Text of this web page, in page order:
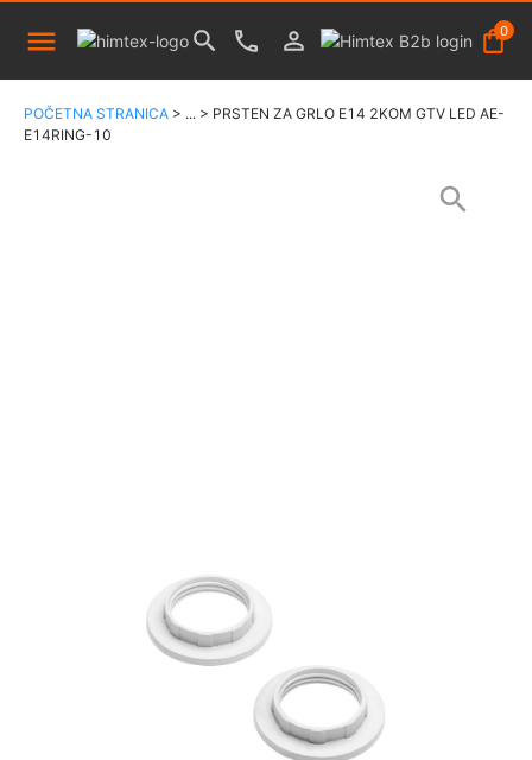
0
POČETNA STRANICA > ... > PRSTEN ZA GRLO E14 2KOM GTV LED AE-
E14RING-10